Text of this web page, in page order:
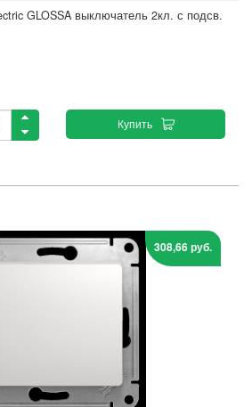
GLOSSA выключатель 2кл. с подсв.
Купить
308,66 руб.